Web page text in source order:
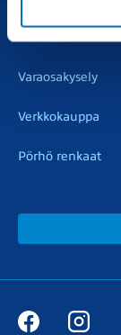
Varaosakysely
Verkkokauppa
Pörhö renkaat